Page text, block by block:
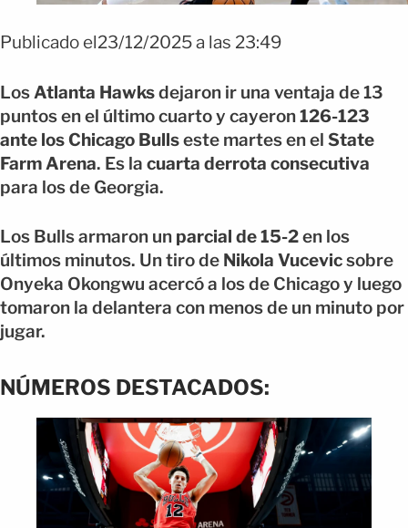
Publicado el23/12/2025 a las 23:49
Los Atlanta Hawksdejaron ir una ventaja de 13
puntos en el último cuarto y cayeron126-123
ante los Chicago Bullseste martes en el State
Farm Arena. Es la cuarta derrota consecutiva
para los de Georgia.
Los Bulls armaron un parcial de 15-2en los
últimos minutos. Un tiro de Nikola Vucevicsobre
Onyeka Okongwu acercó a los de Chicago y luego
tomaron la delantera con menos de un minuto por
jugar.
NÚMEROS DESTACADOS: